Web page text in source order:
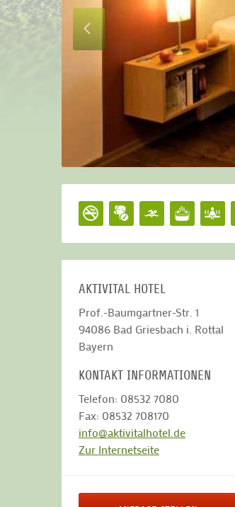
Nächste
AKTIVITAL HOTEL
Prof.-Baumgartner-Str. 1
94086 Bad Griesbach i. Rottal
Bayern
KONTAKT INFORMATIONEN
Telefon: 08532 7080
Fax: 08532 708170
info@aktivitalhotel.de
Zur Internetseite